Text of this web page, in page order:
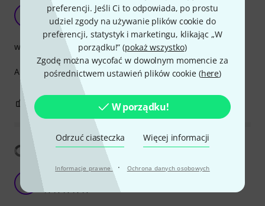
preferencji. Jeśli Ci to odpowiada, po prostu
udziel zgody na używanie plików cookie do
preferencji, statystyk i marketingu, klikając „W
porządku!” (pokaż wszystko)
Zgodę można wycofać w dowolnym momencie za
pośrednictwem ustawień plików cookie (here)
W porządku!
Odrzuć ciasteczka Więcej informacji
Informacje prawne · Ochrona danych osobowych
jack plug
Kim Renk 14.08.2021
A handy link looks good so far so good.
wykończenie
ZGŁOŚ NADUŻYCIE
Pokaż tłumaczenia
Keeps my effects close to each other
ebatiano 25.04.2018